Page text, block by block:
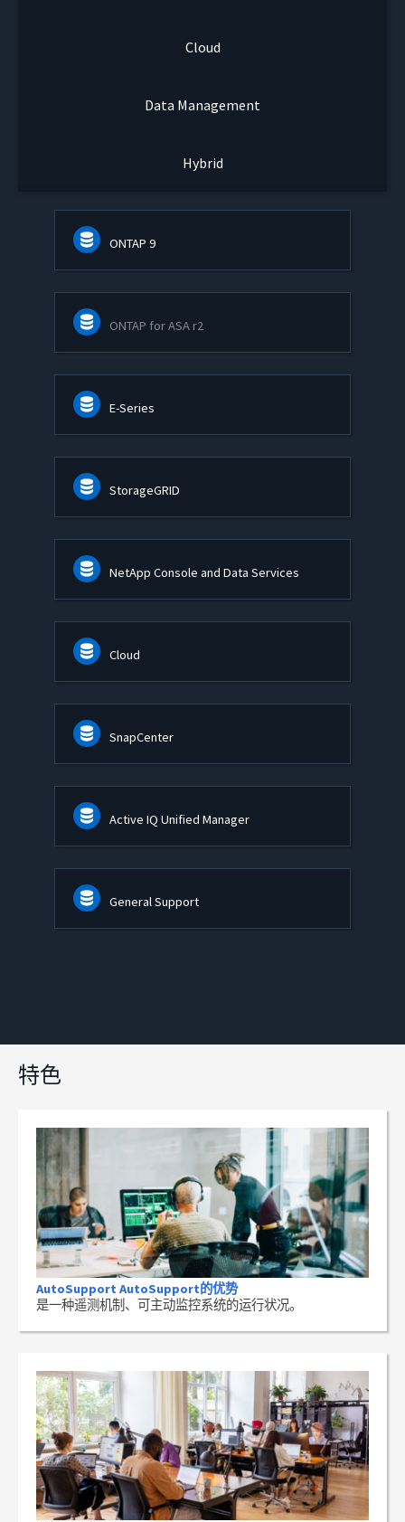
Cloud
Data Management
Hybrid
ONTAP 9
ONTAP for ASA r2
E-Series
StorageGRID
NetApp Console and Data Services
Cloud
SnapCenter
Active IQ Unified Manager
General Support
特色
AutoSupport AutoSupport的优势
是一种遥测机制、可主动监控系统的运行状况。